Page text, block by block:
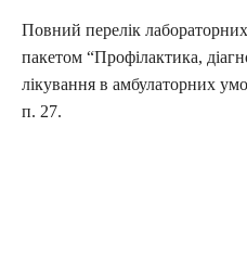
Повний перелік лабораторних
пакетом “Профілактика,
лікування в амбулаторних
п. 27.